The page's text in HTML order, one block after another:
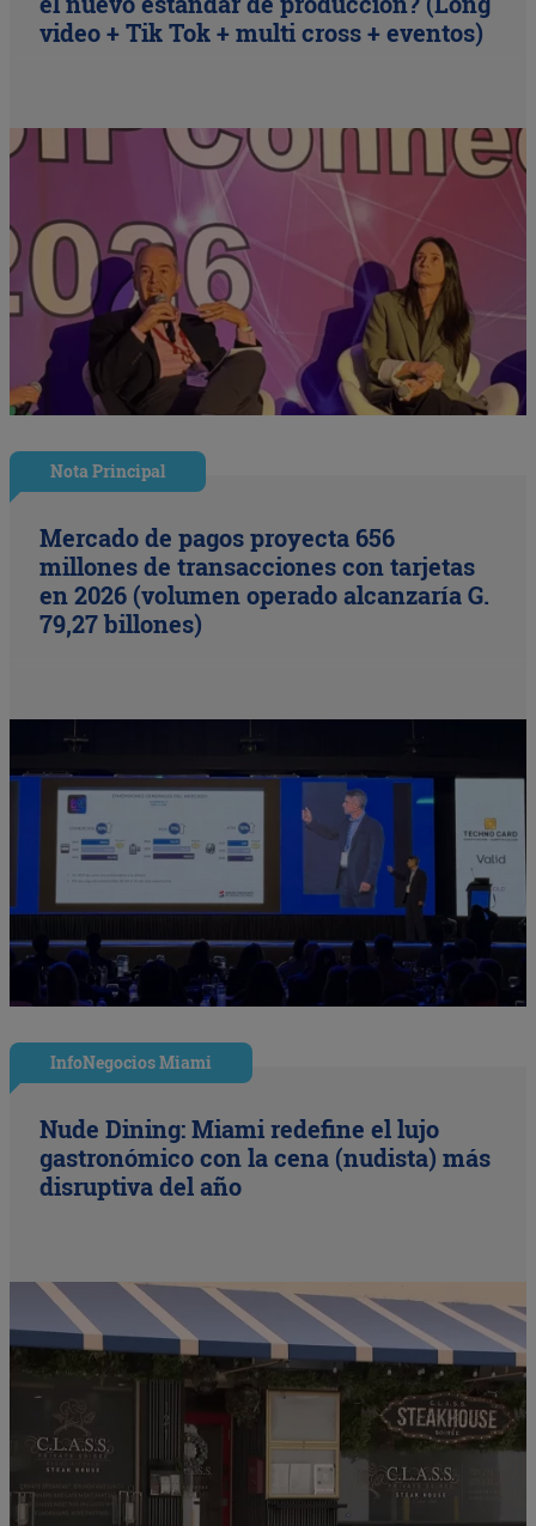
video + Tik Tok + multi cross + eventos)
Nota Principal
Mercado de pagos proyecta 656
millones de transacciones con tarjetas
en 2026 (volumen operado alcanzaría G.
79,27 billones)
InfoNegocios Miami
Nude Dining: Miami redefine el lujo
gastronómico con la cena (nudista) más
disruptiva del año